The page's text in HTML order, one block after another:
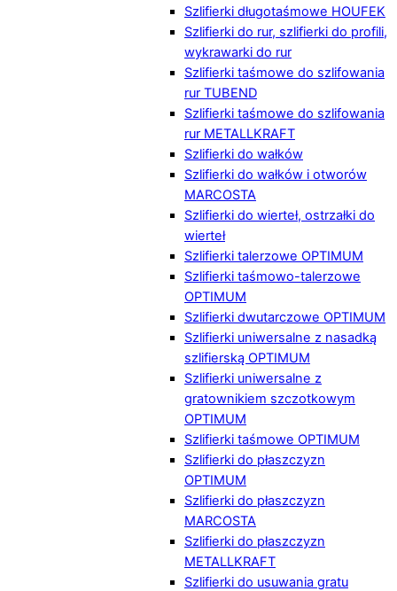
Szlifierki długotaśmowe HOUFEK
Szlifierki do rur, szlifierki do profili,
wykrawarki do rur
Szlifierki taśmowe do szlifowania
rur TUBEND
Szlifierki taśmowe do szlifowania
rur METALLKRAFT
Szlifierki do wałków
Szlifierki do wałków i otworów
MARCOSTA
Szlifierki do wierteł, ostrzałki do
wierteł
Szlifierki talerzowe OPTIMUM
Szlifierki taśmowo-talerzowe
OPTIMUM
Szlifierki dwutarczowe OPTIMUM
Szlifierki uniwersalne z nasadką
szlifierską OPTIMUM
Szlifierki uniwersalne z
gratownikiem szczotkowym
OPTIMUM
Szlifierki taśmowe OPTIMUM
Szlifierki do płaszczyzn
OPTIMUM
Szlifierki do płaszczyzn
MARCOSTA
Szlifierki do płaszczyzn
METALLKRAFT
Szlifierki do usuwania gratu